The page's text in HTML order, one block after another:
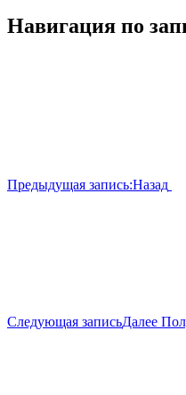
Навигация по
Предыдущая запись:Назад
Следующая записьДалее